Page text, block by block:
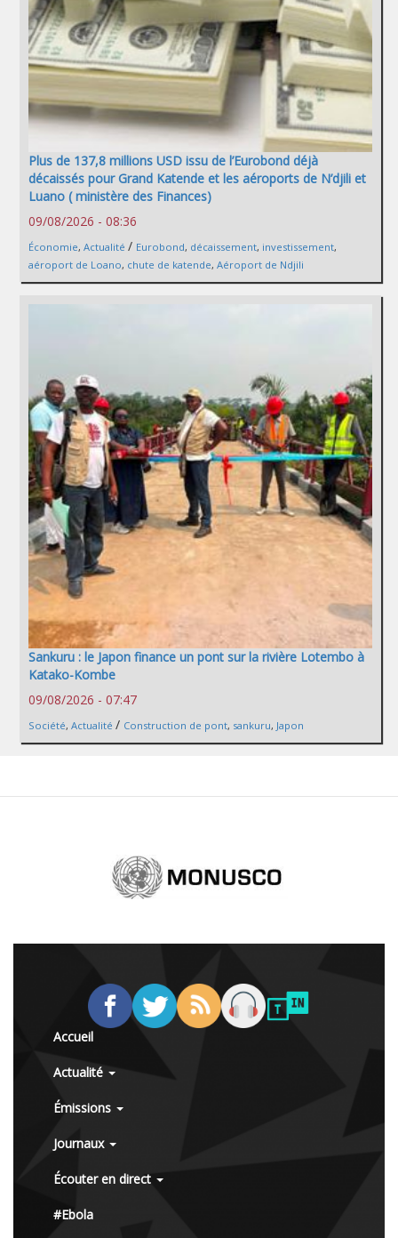
Plus de 137,8 millions USD issu de l’Eurobond déjà
décaissés pour Grand Katende et les aéroports de N’djili et
Luano ( ministère des Finances)
09/08/2026 - 08:36
Économie, Actualité / Eurobond, décaissement, investissement,
aéroport de Loano, chute de katende, Aéroport de Ndjili
Sankuru : le Japon finance un pont sur la rivière Lotembo à
Katako-Kombe
09/08/2026 - 07:47
Société, Actualité / Construction de pont, sankuru, Japon
Accueil
Actualité
Émissions
Journaux
Écouter en direct
#Ebola